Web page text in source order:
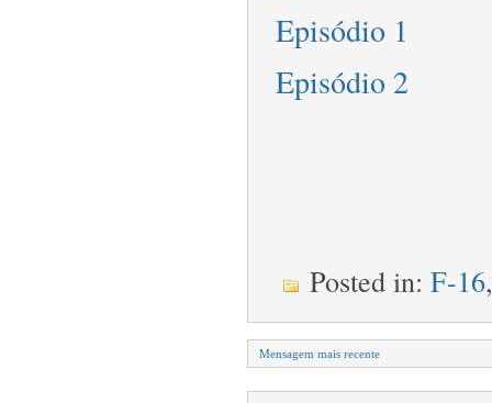
Episódio 1
Episódio 2
Posted in: F-16,
Mensagem mais recente